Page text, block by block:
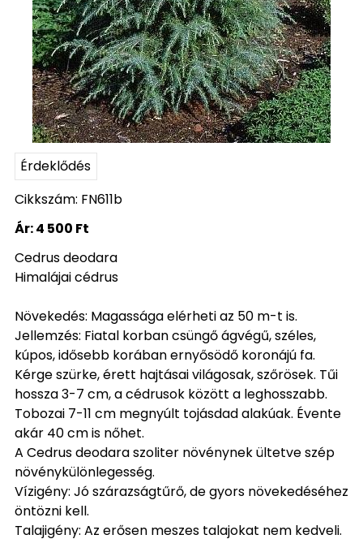
Érdeklődés
Cikkszám: FN611b
Ár:4 500 Ft
Cedrus deodara
Himalájai cédrus
Növekedés: Magassága elérheti az 50 m-t is.
Jellemzés: Fiatal korban csüngő ágvégű, széles,
kúpos, idősebb korában ernyősödő koronájú fa.
Kérge szürke, érett hajtásai világosak, szőrösek. Tűi
hossza 3-7 cm, a cédrusok között a leghosszabb.
Tobozai 7-11 cm megnyúlt tojásdad alakúak. Évente
akár 40 cm is nőhet.
A Cedrus deodara szoliter növénynek ültetve szép
növénykülönlegesség.
Vízigény: Jó szárazságtűrő, de gyors növekedéséhez
öntözni kell.
Talajigény: Az erősen meszes talajokat nem kedveli.